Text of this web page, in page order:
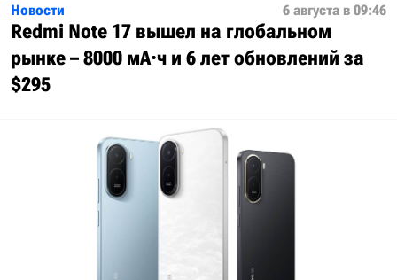
Новости 6 августа в 09:46
Redmi Note 17 вышел на глобальном
рынке – 8000 мА·ч и 6 лет обновлений за
$295